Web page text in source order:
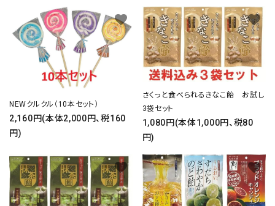
NEWクルクル（10本セット）
2,160円(本体2,000円、税160
円)
favorite
さくっと食べられるきなこ飴 お試し
3袋セット
1,080円(本体1,000円、税80
円)
favorite
favorite favorite